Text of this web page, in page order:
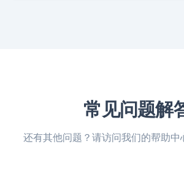
常见问题解
还有其他问题？请访问我们的帮助中